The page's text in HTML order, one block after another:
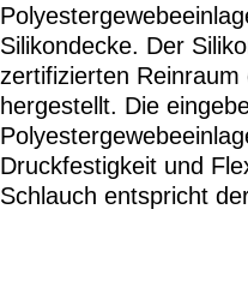
Silikondecke. Der
zertifizierten
hergestellt. Die
Druckfestigkeit und
Schlauch entspricht